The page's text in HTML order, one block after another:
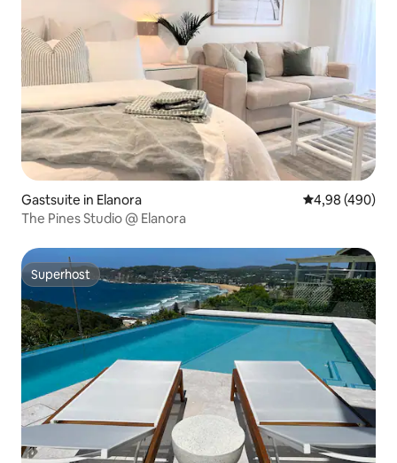
Gastsuite in Elanora Gemiddelde
4,98 (490)
The Pines Studio @ Elanora
Superhost
Superhost